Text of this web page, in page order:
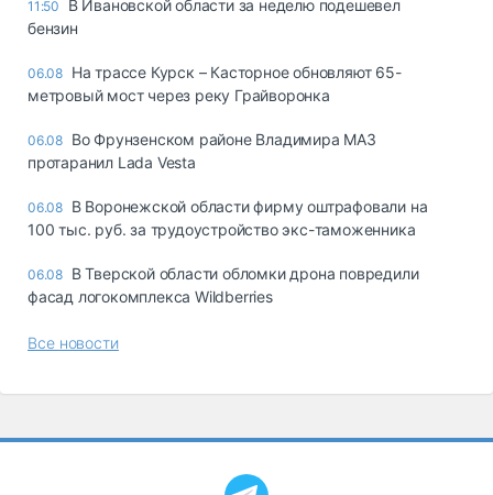
11:50
В Ивановской области за неделю подешевел
бензин
06.08 На трассе Курск – Касторное обновляют 65-
метровый мост через реку Грайворонка
06.08 Во Фрунзенском районе Владимира МАЗ
протаранил Lada Vesta
06.08 В Воронежской области фирму оштрафовали на
100 тыс. руб. за трудоустройство экс-таможенника
06.08 В Тверской области обломки дрона повредили
фасад логокомплекса Wildberries
Все новости